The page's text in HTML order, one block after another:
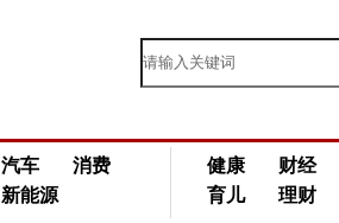
汽车
消费
新能源
健康 财经
育儿
理财